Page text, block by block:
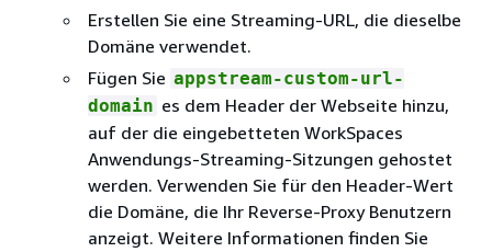
Erstellen Sie eine Streaming-URL, die dieselbe
Domäne verwendet.
Fügen Sie appstream-custom-url-
domain es dem Header der Webseite hinzu,
auf der die eingebetteten WorkSpaces
Anwendungs-Streaming-Sitzungen gehostet
werden. Verwenden Sie für den Header-Wert
die Domäne, die Ihr Reverse-Proxy Benutzern
anzeigt. Weitere Informationen finden Sie